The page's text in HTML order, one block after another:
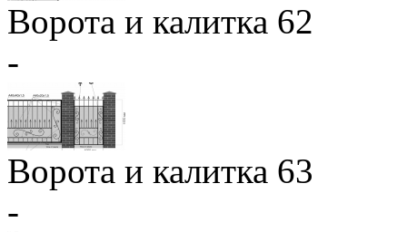
Ворота и калитка 62
-
Ворота и калитка 63
-